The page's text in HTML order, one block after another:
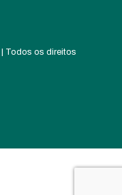
| Todos os direitos